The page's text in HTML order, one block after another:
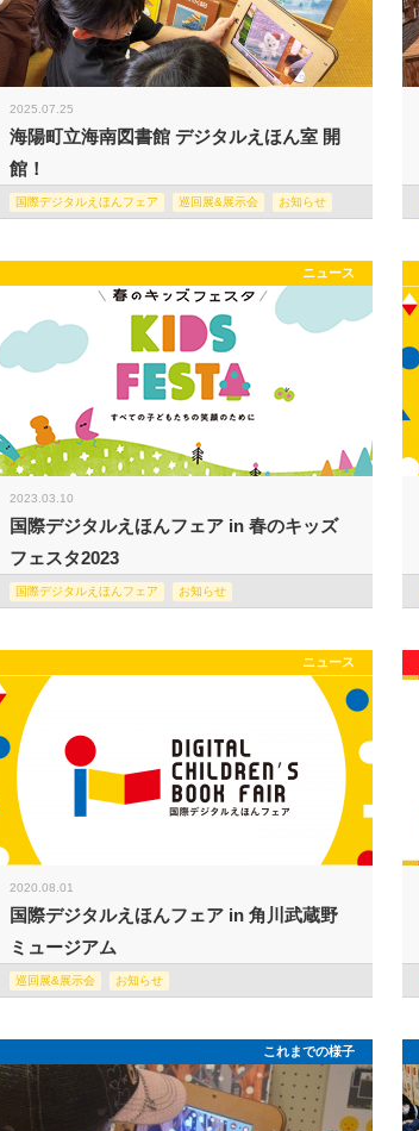
2025.07.25
海陽町立海南図書館 デジタルえほん室 開
館！
国際デジタルえほんフェア 巡回展&展示会 お知らせ
ニュース
2023.03.10
国際デジタルえほんフェア in 春のキッズ
フェスタ2023
国際デジタルえほんフェア お知らせ
ニュース
2020.08.01
国際デジタルえほんフェア in 角川武蔵野
ミュージアム
巡回展&展示会 お知らせ
これまでの様子